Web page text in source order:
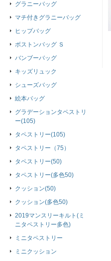
グラニーバッグ
マチ付きグラニーバッグ
ヒップバッグ
ボストンバッグ Ｓ
バンブーバッグ
キッズリュック
シューズバッグ
絵本バッグ
グラデーションタペストリ
ー(105)
タペストリー(105)
タペストリー（75）
タペストリー(50)
タペストリー(多色50)
クッション(50)
クッション(多色50)
2019マンスリーキルト(ミ
ニタペストリー多色)
ミニタペストリー
ミニクッション